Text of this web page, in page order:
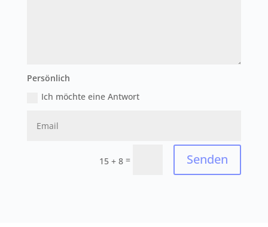
Persönlich
Ich möchte eine Antwort
15 + 8 = Senden